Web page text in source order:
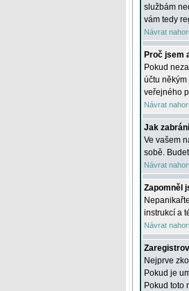
službám
vám tedy
Návrat
Proč jsem
Pokud
účtu
veřejného
Návrat
Jak
Ve vašem
sobě.
Návrat
Zapomněl
instrukcí a
Návrat
Nejprve
Pokud je
Pokud toto